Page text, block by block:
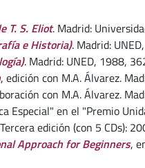
T. S. Eliot. Madrid:
e Historia). Madrid:
. Madrid: UNED, 1988,
, edición con M.A. Álvarez.
con M.A. Álvarez.
Especial" en el "Premio
edición (con 5 CDs):
Approach for Beginners,